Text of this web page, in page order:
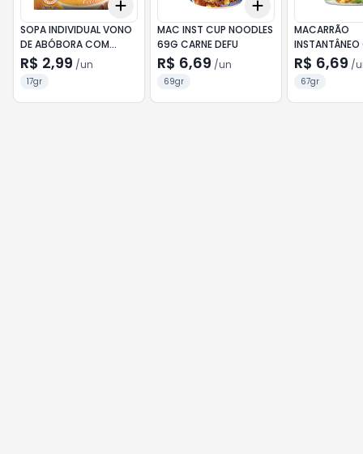
+10
Add
SOPA INDIVIDUAL VONO
DE ABÓBORA COM
CARNE 17G
R$ 2,99 /un
17gr
+10
Add
MAC INST CUP NOODLES
69G CARNE DEFU
R$ 6,69 /un
69gr
MACARRÃO
INSTANTÂNEO
NOODLES
LEGUMES 67G
R$ 6,69 /
67gr